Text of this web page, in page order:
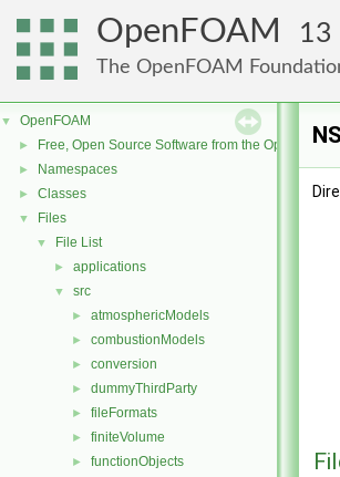
OpenFOAM 13
The OpenFOAM
▼ OpenFOAM
► Free, Open Source Software from the OpenFOAM
► Namespaces
► Classes
▼ Files
▼ File List
► applications
▼ src
► atmosphericModels
► combustionModels
► conversion
► dummyThirdParty
► fileFormats
► finiteVolume
► functionObjects